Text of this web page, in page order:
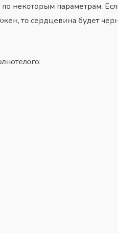
некоторым параметрам.
то сердцевина будет